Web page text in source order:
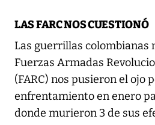
LAS FARC NOS CUESTIONÓ
Las guerrillas colombianas
Fuerzas Armadas
(FARC) nos pusieron el ojo
enfrentamiento en enero
donde murieron 3 de sus